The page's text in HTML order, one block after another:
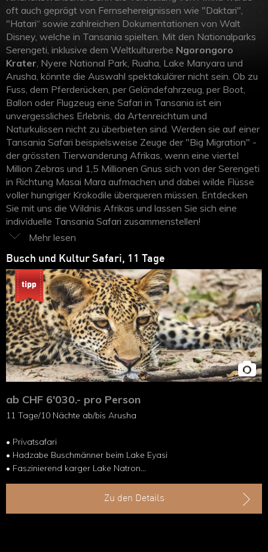
Ruanda
Uganda
Äthiopien
Madagaskar
Marokko
oft auch geprägt von Fernsehereignissen wie "Daktari",
"Hatari“ sowie zahlreichen Dokumentationen von Walt
Disney, welche in Tansania spielten. Mit den Nationalparks
Serengeti, inklusive dem Weltkulturerbe Ngorongoro
Krater, Nyere National Park, Ruaha, Lake Manyara und
Arusha, könnte die Auswahl spektakulärer nicht sein. Ob zu
Fuss, dem Pferderücken, per Geländefahrzeug, per Boot,
Ballon oder Flugzeug eine Safari in Tansania ist ein
unvergessliches Erlebnis, da Artenreichtum und
Naturkulissen nicht zu überbieten sind. Werden sie auf einer
Tansania Safari beispielsweise Zeuge der "Big Migration" -
der grössten Tierwanderung Afrikas, wenn eine viertel
Million Zebras und 1,5 Millionen Gnus sich von der Serengeti
in Richtung Masai Mara aufmachen und dabei wilde Flüsse
voller hungriger Krokodile überqueren müssen. Entdecken
Sie mit uns die Wildnis Afrikas und lassen Sie sich eine
individuelle Tansania Safari zusammenstellen!
Busch und Kultur Safari, 11 Tage
ab CHF 6'030.- pro Person
11 Tage/10 Nächte ab/bis Arusha
• Privatsafari
• Hadzabe Buschmänner beim Lake Eyasi
• Faszinierend karger Lake Natron
• Pirschfahrten Serengeti/Ngorongoro
Zu den Details